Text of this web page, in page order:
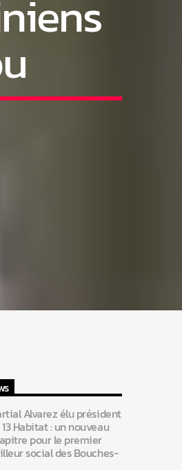
Alvarez élu président
Habitat : un nouveau
pour le premier
social des Bouches-